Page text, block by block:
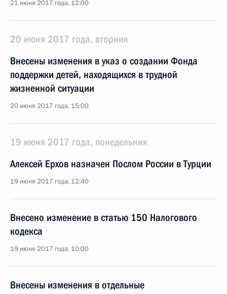
21 июня 2017 года, 12:00
20 июня 2017 года, вторник
Внесены изменения в указ о создании Фонда
поддержки детей, находящихся в трудной
жизненной ситуации
20 июня 2017 года, 15:00
19 июня 2017 года, понедельник
Алексей Ерхов назначен Послом России в Турции
19 июня 2017 года, 12:40
Внесено изменение в статью 150 Налогового
кодекса
19 июня 2017 года, 10:00
Внесены изменения в отдельные